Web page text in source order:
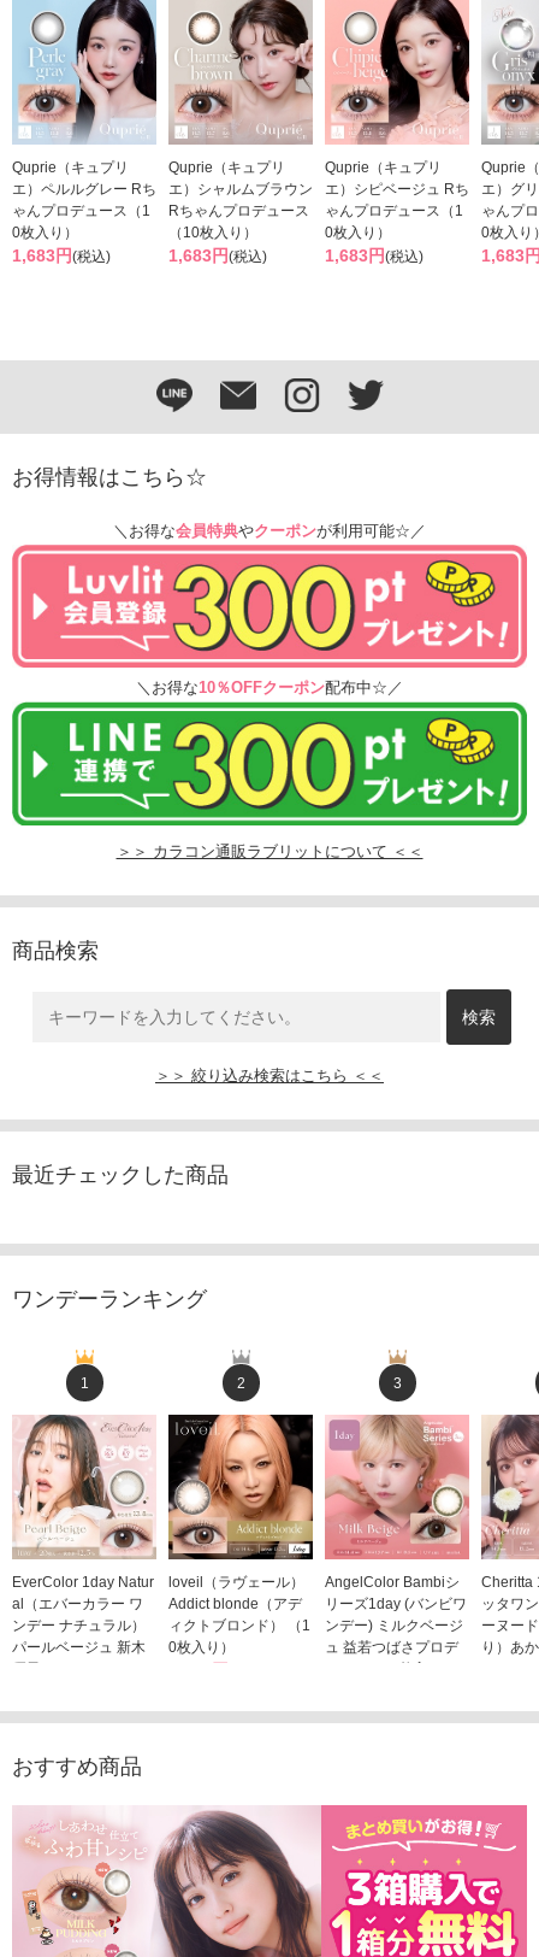
Quprie（キュプリ
エ）ペルルグレー Rち
ゃんプロデュース（1
0枚入り）
1,683円(税込)
Quprie（キュプリ
エ）シャルムブラウン
Rちゃんプロデュース
（10枚入り）
1,683円(税込)
Quprie（キュプリ
エ）シピベージュ Rち
ゃんプロデュース（1
0枚入り）
1,683円(税込)
Quprie
エ）グ
ゃんプ
0枚入り
1,683
お得情報はこちら☆
＼お得な会員特典やクーポンが利用可能☆／
＼お得な10％OFFクーポン配布中☆／
＞＞ カラコン通販ラブリットについて ＜＜
商品検索
＞＞ 絞り込み検索はこちら ＜＜
最近チェックした商品
ワンデーランキング
1
EverColor 1day Natur
al（エバーカラー ワ
ンデー ナチュラル）
パールベージュ 新木
優子イメージモデルカ
2,598円(税込)
2
loveil（ラヴェール）
Addict blonde（アデ
ィクトブロンド） （1
0枚入り）
1,760円
3
AngelColor Bambiシ
リーズ1day (バンビワ
ンデー) ミルクベージ
ュ 益若つばさプロデ
ュース（10枚入り）
Cheritta
ッタワ
ーヌー
り）あ
おすすめ商品